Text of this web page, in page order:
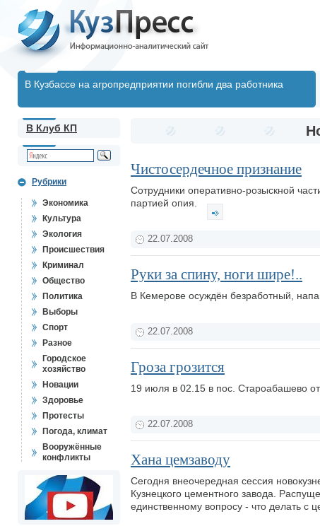
В Кузбассе на агропредприятии погибли два работника
В Клуб КП
Рубрики
Экономика
Культура
Экология
Происшествия
Криминал
Общество
Политика
Выборы
Спорт
Разное
Городское
хозяйство
Новации
Здоровье
Протесты
Погода, климат
Вооружённые
конфликты
Чистосердечное признание
Сотрудники оперативно-розыскной
партией опия.
22.07.2008
Руки за спину, ноги шире!..
В Кемерове осуждён безработный,
22.07.2008
Гроза грозится
19 июля в 02.15 в пос. Староабашево
22.07.2008
Хана цемзаводу
Сегодня внеочередная сессия
Кузнецкого цементного завода.
единственному вопросу - что делать с